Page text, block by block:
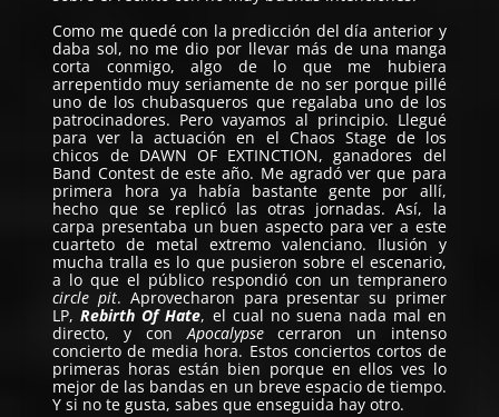
Como me quedé con la predicción del día anterior y
daba sol, no me dio por llevar más de una manga
corta conmigo, algo de lo que me hubiera
arrepentido muy seriamente de no ser porque pillé
uno de los chubasqueros que regalaba uno de los
patrocinadores. Pero vayamos al principio. Llegué
para ver la actuación en el Chaos Stage de los
chicos de DAWN OF EXTINCTION, ganadores del
Band Contest de este año. Me agradó ver que para
primera hora ya había bastante gente por allí,
hecho que se replicó las otras jornadas. Así, la
carpa presentaba un buen aspecto para ver a este
cuarteto de metal extremo valenciano. Ilusión y
mucha tralla es lo que pusieron sobre el escenario,
a lo que el público respondió con un tempranero
circle pit. Aprovecharon para presentar su primer
LP,Rebirth Of Hate, el cual no suena nada mal en
directo, y conApocalypsecerraron un intenso
concierto de media hora. Estos conciertos cortos de
primeras horas están bien porque en ellos ves lo
mejor de las bandas en un breve espacio de tiempo.
Y si no te gusta, sabes que enseguida hay otro.